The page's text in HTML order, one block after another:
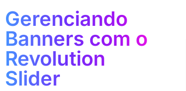
Gerenciando
Banners com o
Revolution
Slider